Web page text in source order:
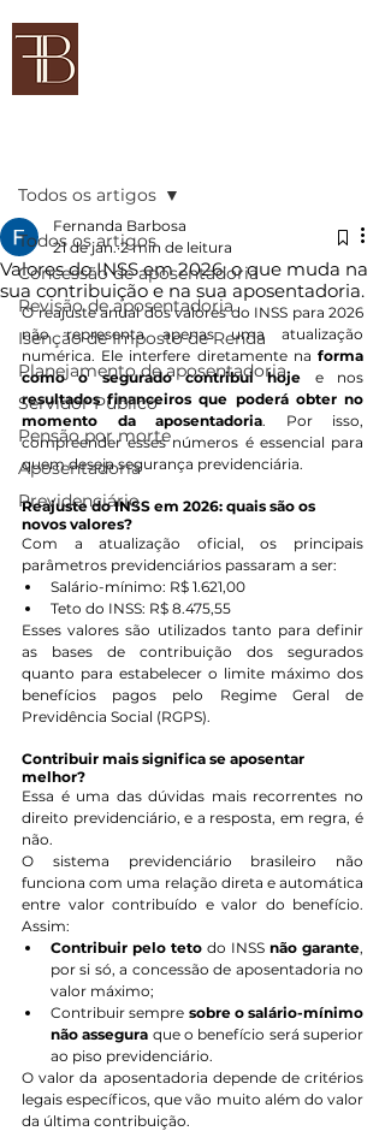
Todos os artigos
Concessão de aposentadoria
Revisão de aposentadoria
Isenção de Imposto de Renda
Planejamento de aposentadoria
Servidor Público
Pensão por morte
Aposentadoria
Previdenciário
Todos os artigos
Valores do INSS em 2026: o que muda na
sua contribuição e na sua aposentadoria.
Fernanda Barbosa
21 de jan. 2 min de leitura
O reajuste anual dos valores do INSS para 2026
não representa apenas uma atualização
numérica. Ele interfere diretamente na forma
como o segurado contribui hoje
resultados financeiros que poderá obter no
momento da aposentadoria. Por isso,
compreender esses números é essencial para
quem deseja segurança previdenciária.
Reajuste do INSS em 2026: quais são os
novos valores?
Com a atualização oficial, os principais
parâmetros previdenciários passaram a ser:
Salário-mínimo: R$ 1.621,00
Teto do INSS: R$ 8.475,55
Esses valores são utilizados tanto para definir
as bases de contribuição dos segurados
quanto para estabelecer o limite máximo dos
benefícios pagos pelo Regime Geral de
Previdência Social (RGPS).
Contribuir mais significa se aposentar
melhor?
Essa é uma das dúvidas mais recorrentes no
direito previdenciário, e a resposta, em regra, é
não.
O sistema previdenciário brasileiro não
funciona com uma relação direta e automática
entre valor contribuído e valor do benefício.
Assim:
Contribuir pelo teto do INSS não garante,
por si só, a concessão de aposentadoria no
valor máximo;
Contribuir sempre sobre o salário-mínimo
não assegura que o benefício será superior
ao piso previdenciário.
O valor da aposentadoria depende de critérios
legais específicos, que vão muito além do valor
da última contribuição.